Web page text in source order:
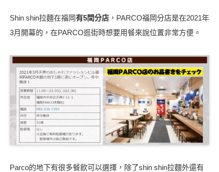
Shin shin拉麵在福岡有5間分店 ，︁PARCO福岡分店是在2021年
3月開幕的，︁在PARCO逛街時想要用餐來說位置非常方便。
Parco的地下有很多餐飲可以選擇，︁除了shin shin拉麵外還有